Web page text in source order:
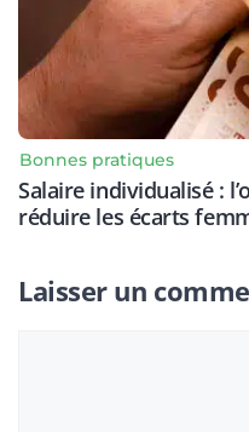
Bonnes pratiques
Salaire individualisé :
réduire les écarts
Laisser un